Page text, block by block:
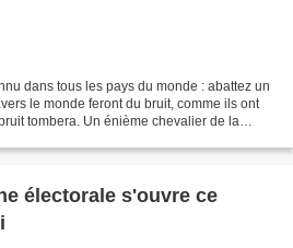
dans tous les pays du monde : abattez un
le monde feront du bruit, comme ils ont
tombera. Un énième chevalier de la
électorale s'ouvre ce